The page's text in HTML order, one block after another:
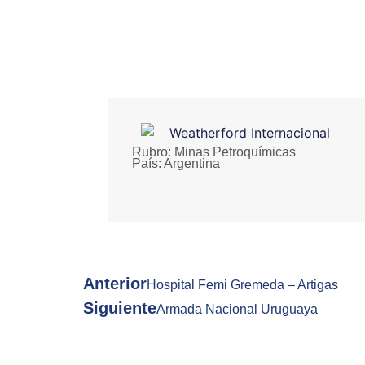
Rubro: Minas Petroquímicas
País: Argentina
AnteriorHospital Femi Gremeda – Artigas
SiguienteArmada Nacional Uruguaya